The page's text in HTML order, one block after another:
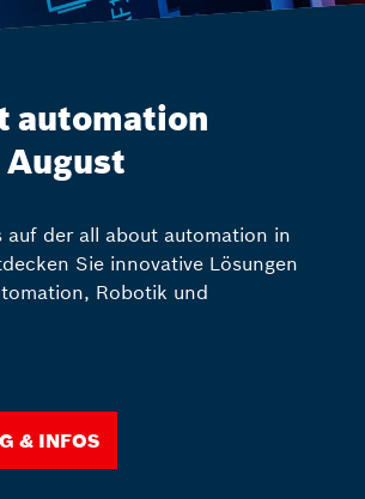
automation
August
auf der all about automation in
Sie innovative Lösungen
Robotik und
& Infos